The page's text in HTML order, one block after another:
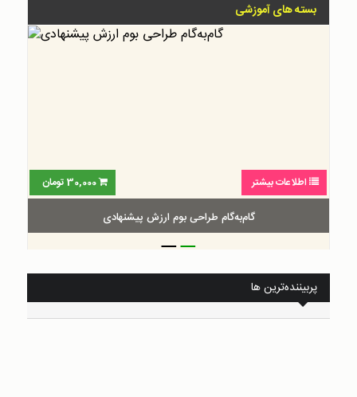
بسته های آموزشی
اطلاعات بیشتر 30,000 تومان
گام‌به‌گام طراحی بوم ارزش پیشنهادی
__
پربیننده‌ترین ها